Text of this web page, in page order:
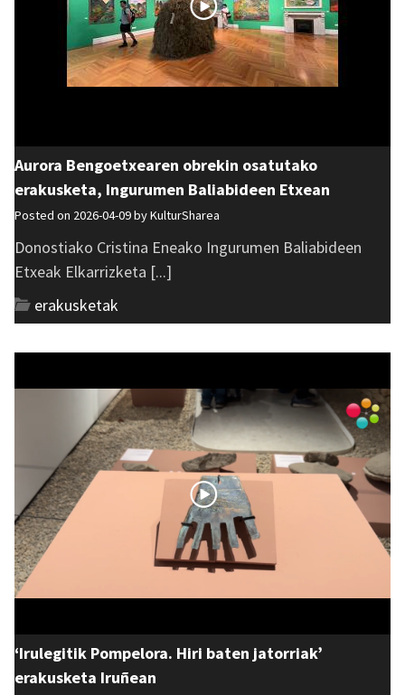
Aurora Bengoetxearen obrekin osatutako
erakusketa, Ingurumen Baliabideen Etxean
Posted on 2026-04-09 byKulturSharea
Donostiako Cristina Eneako Ingurumen Baliabideen
Etxeak Elkarrizketa [...]
erakusketak
‘Irulegitik Pompelora. Hiri baten jatorriak’
erakusketa Iruñean